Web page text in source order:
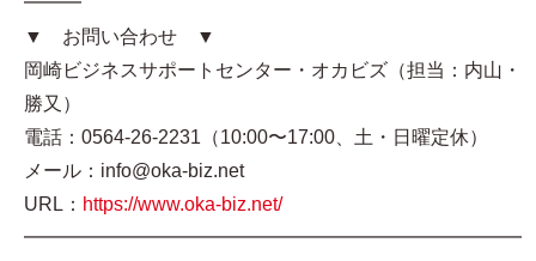
▼ お問い合わせ ▼
岡崎ビジネスサポートセンター・オカビズ（担当：内山・
勝又）
電話：0564-26-2231（10:00〜17:00、土・日曜定休）
メール：info@oka-biz.net
URL： https://www.oka-biz.net/
━━━━━━━━━━━━━━━━━━━━━━━━━━